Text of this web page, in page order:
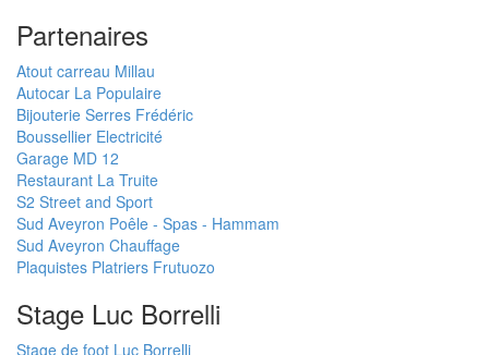
Partenaires
Atout carreau Millau
Autocar La Populaire
Bijouterie Serres Frédéric
Boussellier Electricité
Garage MD 12
Restaurant La Truite
S2 Street and Sport
Sud Aveyron Poêle - Spas - Hammam
Sud Aveyron Chauffage
Plaquistes Platriers Frutuozo
Stage Luc Borrelli
Stage de foot Luc Borrelli